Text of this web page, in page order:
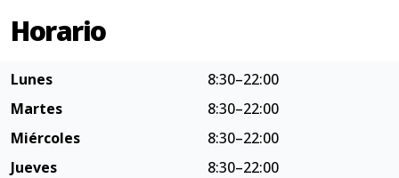
Horario
Lunes
8:30–22:00
Martes
8:30–22:00
Miércoles
8:30–22:00
Jueves
8:30–22:00